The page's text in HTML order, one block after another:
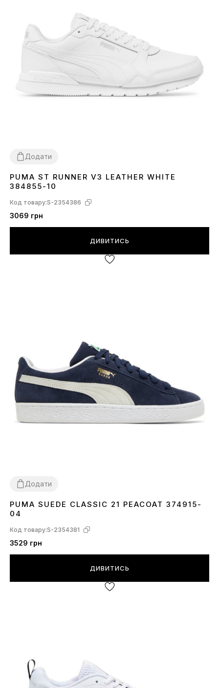
Додати
3640.542 4344 44.5
PUMA ST RUNNER V3 LEATHER WHITE
384855-10
Код товару:S-2354386
3069 грн
ДИВИТИСЬ
Додати
364242.543 45
PUMA SUEDE CLASSIC 21 PEACOAT 374915-
04
Код товару:S-2354381
3529 грн
ДИВИТИСЬ